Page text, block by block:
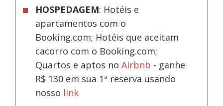
HOSPEDAGEM: Hotéis e
apartamentos com o
Booking.com; Hotéis que aceitam
cacorro com o Booking.com;
Quartos e aptos noAirbnb - ganhe
R$ 130 em sua 1ª reserva usando
nosso link